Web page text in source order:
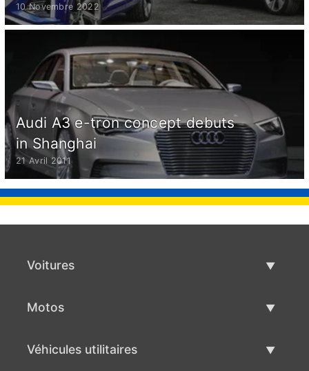
10 Novembre 2022
Audi A3 e-tron concept debuts
in Shanghai
21 Avril 2011
Voitures
Motos
Véhicules utilitaires